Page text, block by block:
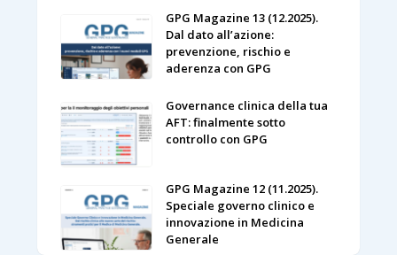
GPG Magazine 13 (12.2025).
Dal dato all’azione:
prevenzione, rischio e
aderenza con GPG
Governance clinica della tua
AFT: finalmente sotto
controllo con GPG
GPG Magazine 12 (11.2025).
Speciale governo clinico e
innovazione in Medicina
Generale